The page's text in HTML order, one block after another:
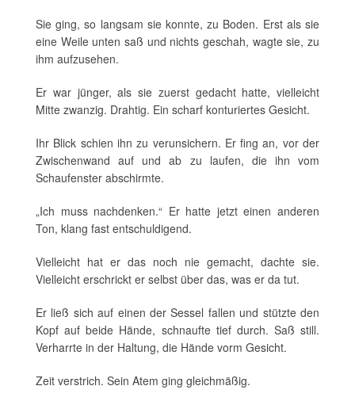
Sie ging, so langsam sie konnte, zu Boden. Erst als sie
eine Weile unten saß und nichts geschah, wagte sie, zu
ihm aufzusehen.
Er war jünger, als sie zuerst gedacht hatte, vielleicht
Mitte zwanzig. Drahtig. Ein scharf konturiertes Gesicht.
Ihr Blick schien ihn zu verunsichern. Er fing an, vor der
Zwischenwand auf und ab zu laufen, die ihn vom
Schaufenster abschirmte.
„Ich muss nachdenken.“ Er hatte jetzt einen anderen
Ton, klang fast entschuldigend.
Vielleicht hat er das noch nie gemacht, dachte sie.
Vielleicht erschrickt er selbst über das, was er da tut.
Er ließ sich auf einen der Sessel fallen und stützte den
Kopf auf beide Hände, schnaufte tief durch. Saß still.
Verharrte in der Haltung, die Hände vorm Gesicht.
Zeit verstrich. Sein Atem ging gleichmäßig.